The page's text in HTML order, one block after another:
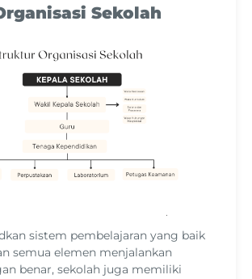
Sekolah
sistem pembelajaran yang baik
semua elemen menjalankan
benar, sekolah juga memiliki